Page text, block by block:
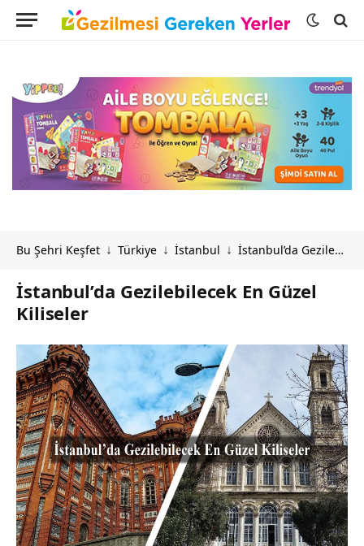
Bu Şehri Keşfet ↓ Türkiye ↓ İstanbul ↓ İstanbul’da Gezilebilecek En Güzel Kiliseler
İstanbul’da Gezilebilecek En Güzel
Kiliseler